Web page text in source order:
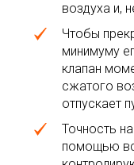
воздуха и,
Чтобы
минимуму
клапан
сжатого
отпускает
Точность
помощью